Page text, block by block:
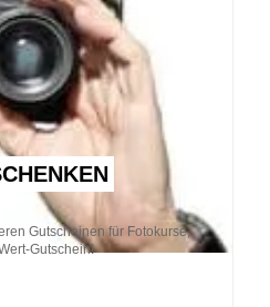
Gutscheinen für Fotokurse,
Gutschein!